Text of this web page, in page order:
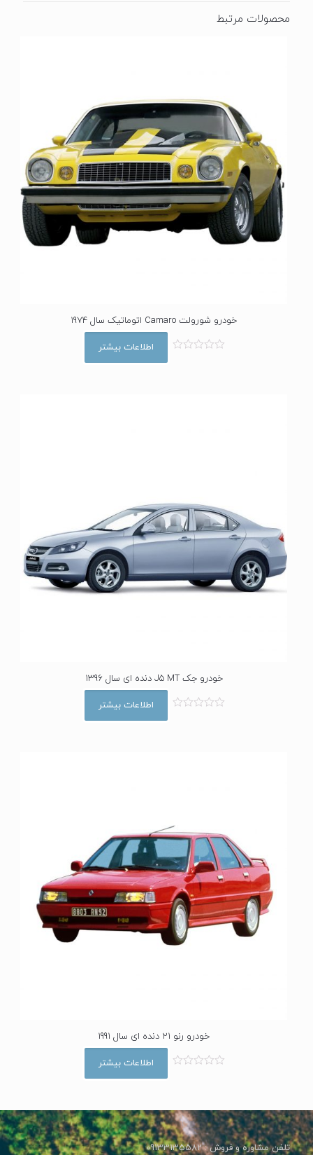
محصولات مرتبط
خودرو شورولت Camaro اتوماتیک سال 1974
اطلاعات بیشتر
خودرو جک J5 MT دنده ای سال 1396
اطلاعات بیشتر
خودرو رنو 21 دنده ای سال 1991
ا
ز
0
ا
ز
اطلاعات بیشتر
تلفن مشاوره و فروش : 09133135582